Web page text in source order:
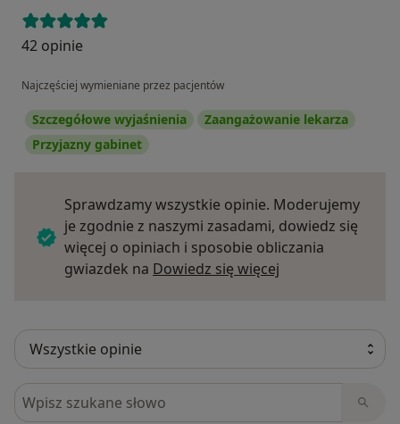
42 opinie
Najczęściej wymieniane przez pacjentów
Szczegółowe wyjaśnienia
Zaangażowanie lekarza
Przyjazny gabinet
Sprawdzamy wszystkie opinie. Moderujemy
je zgodnie z naszymi zasadami, dowiedz się
więcej o opiniach i sposobie obliczania
gwiazdek na Dowiedz się więcej
Szukaj w opiniach